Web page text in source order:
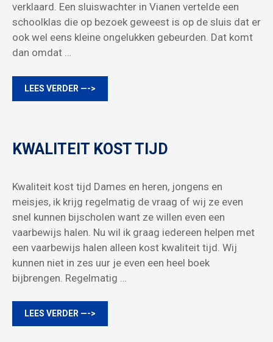
verklaard. Een sluiswachter in Vianen vertelde een
schoolklas die op bezoek geweest is op de sluis dat er
ook wel eens kleine ongelukken gebeurden. Dat komt
dan omdat …
LEES VERDER —->
KWALITEIT KOST TIJD
Kwaliteit kost tijd Dames en heren, jongens en
meisjes, ik krijg regelmatig de vraag of wij ze even
snel kunnen bijscholen want ze willen even een
vaarbewijs halen. Nu wil ik graag iedereen helpen met
een vaarbewijs halen alleen kost kwaliteit tijd. Wij
kunnen niet in zes uur je even een heel boek
bijbrengen. Regelmatig …
LEES VERDER —->